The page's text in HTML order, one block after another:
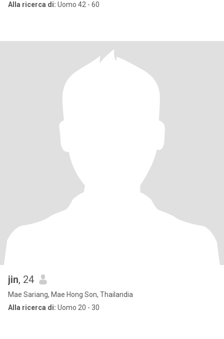
Alla ricerca di: Uomo 42 - 60
jin, 24
Mae Sariang, Mae Hong Son, Thailandia
Alla ricerca di: Uomo 20 - 30